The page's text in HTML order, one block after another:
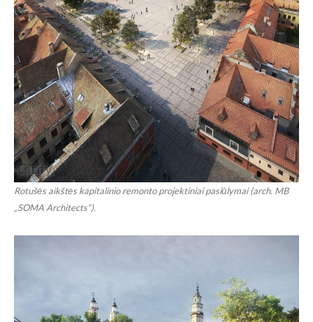
Rotušės aikštės kapitalinio remonto projektiniai pasiūlymai (arch. MB
„SOMA Architects“).